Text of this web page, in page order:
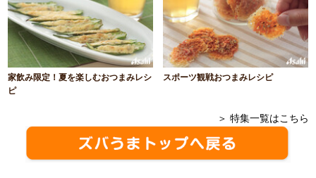
家飲み限定！夏を楽しむおつまみレシ
ピ
スポーツ観戦おつまみレシピ
＞ 特集一覧はこちら